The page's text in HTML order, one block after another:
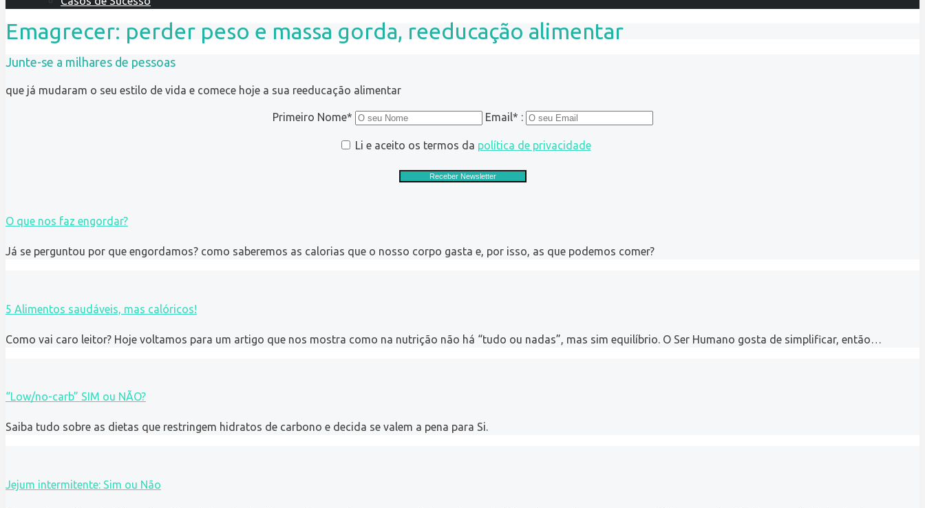
Emagrecer: perder peso e massa gorda, reeducação alimentar
Junte-se a milhares de pessoas
que já mudaram o seu estilo de vida e comece hoje a sua reeducação alimentar
Primeiro Nome* Email* :
Li e aceito os termos da política de privacidade
O que nos faz engordar?
Já se perguntou por que engordamos? como saberemos as calorias que o nosso corpo gasta e, por isso, as que podemos comer?
5 Alimentos saudáveis, mas calóricos!
Como vai caro leitor? Hoje voltamos para um artigo que nos mostra como na nutrição não há “tudo ou nadas”, mas sim equilíbrio. O Ser Humano gosta de simplificar, então…
“Low/no-carb” SIM ou NÃO?
Saiba tudo sobre as dietas que restringem hidratos de carbono e decida se valem a pena para Si.
Jejum intermitente: Sim ou Não